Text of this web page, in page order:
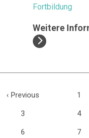
Fortbildung
Weitere
‹ Previous 1
3 4
6 7